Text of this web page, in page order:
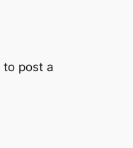
to post a